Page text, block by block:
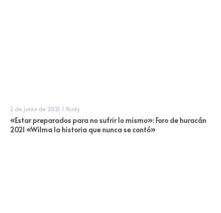
2 de junio de 2021 / Rudy
«Estar preparados para no sufrir lo mismo»: Foro de huracán
2021 «Wilma la historia que nunca se contó»